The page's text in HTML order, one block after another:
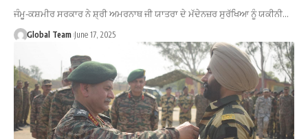
ਜੰਮੂ-ਕਸ਼ਮੀਰ ਸਰਕਾਰ ਨੇ ਸ਼੍ਰੀ ਅਮਰਨਾਥ ਜੀ ਯਾਤਰਾ ਦੇ ਮੱਦੇਨਜ਼ਰ ਸੁਰੱਖਿਆ ਨੂੰ ਯਕੀਨੀ…
Global Team June 17, 2025